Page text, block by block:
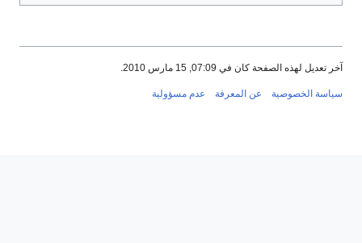
آخر تعديل لهذه الصفحة كان في 07:09, 15 مارس 2010.
سياسة الخصوصية عن المعرفة عدم مسؤولية